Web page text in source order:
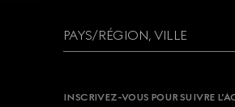
PAYS/RÉGION, VILLE
INSCRIVEZ-VOUS POUR SUIVRE